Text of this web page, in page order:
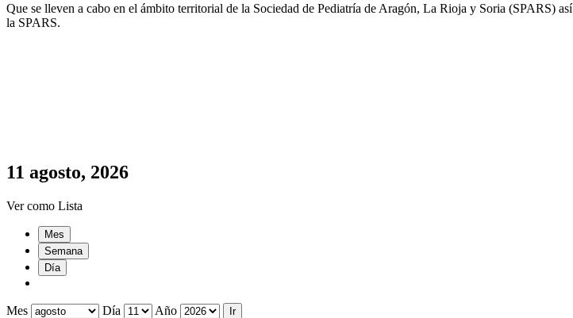
Que se lleven a cabo en el ámbito territorial de la Sociedad de Pediatría de Aragón, La Rioja y Soria (SPARS)
la SPARS.
11 agosto, 2026
Ver como Lista
Mes
Semana
Día
Mes Día Año